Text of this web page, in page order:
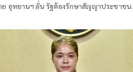
ย อุทยานฯ ลั่น รัฐต้องรักษาสัญญาประชาชน